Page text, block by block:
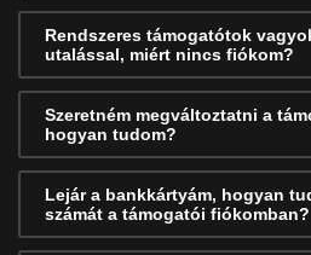
Rendszeres támogatótok
utalással, miért nincs fiókom?
Szeretném megváltoztatni a
hogyan tudom?
Lejár a bankkártyám, hogyan
számát a támogatói fiókomban?